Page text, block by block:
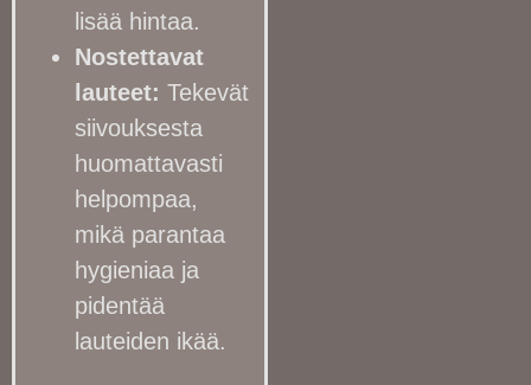
lisää hintaa.
Nostettavat
lauteet: Tekevät
siivouksesta
huomattavasti
helpompaa,
mikä parantaa
hygieniaa ja
pidentää
lauteiden ikää.